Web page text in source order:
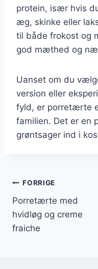
protein, især hvis
æg, skinke eller
til både frokost og
god mæthed og
Uanset om du
version eller
fyld, er porretærte
familien. Det er en
grøntsager ind i
FORRIGE
Porretærte med
hvidløg og creme
fraiche